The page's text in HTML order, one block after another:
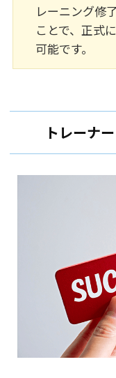
レーニング修
ことで、正式
可能です。
トレーナ